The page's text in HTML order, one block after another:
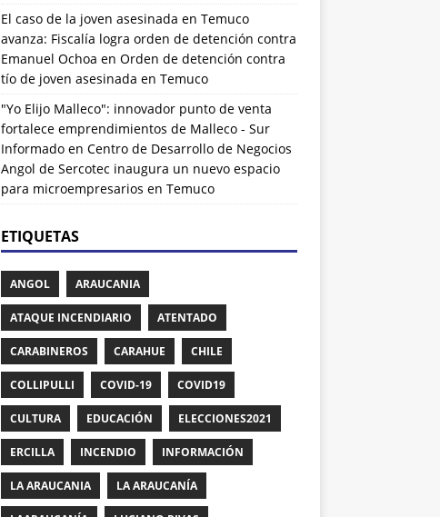
El caso de la joven asesinada en Temuco
avanza: Fiscalía logra orden de detención contra
Emanuel Ochoa en Orden de detención contra
tío de joven asesinada en Temuco
"Yo Elijo Malleco": innovador punto de venta
fortalece emprendimientos de Malleco - Sur
Informadoen Centro de Desarrollo de Negocios
Angol de Sercotec inaugura un nuevo espacio
para microempresarios en Temuco
ETIQUETAS
ANGOL ARAUCANIA
ATAQUE INCENDIARIO ATENTADO
CARABINEROS CARAHUE CHILE
COLLIPULLI COVID-19 COVID19
CULTURA EDUCACIÓN ELECCIONES2021
ERCILLA INCENDIO INFORMACIÓN
LA ARAUCANIA LA ARAUCANÍA